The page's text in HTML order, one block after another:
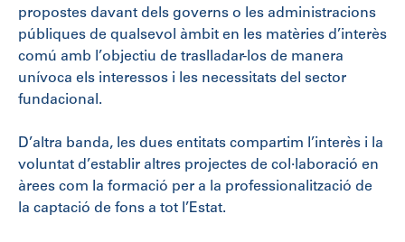
propostes davant dels governs o les administracions
públiques de qualsevol àmbit en les matèries d’interès
comú amb l’objectiu de traslladar-los de manera
unívoca els interessos i les necessitats del sector
fundacional.
D’altra banda, les dues entitats compartim l’interès i la
voluntat d’establir altres projectes de col·laboració en
àrees com la formació per a la professionalització de
la captació de fons a tot l’Estat.